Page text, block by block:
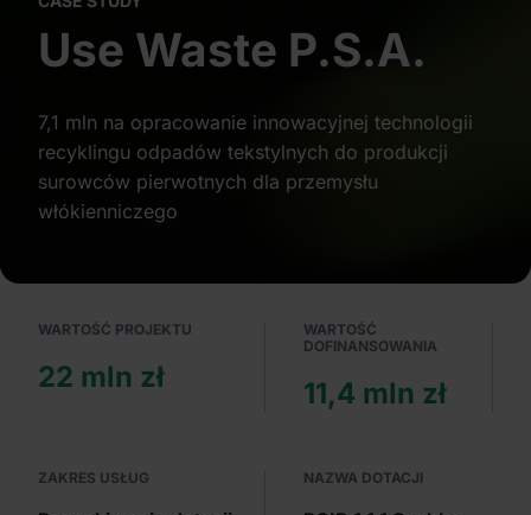
Partnerzy mogą połączyć te informacje z innymi danymi
otrzymanymi od Ciebie lub uzyskanymi podczas
korzystania z ich usług.
Use Waste P.S.A.
7,1 mln na opracowanie innowacyjnej technologii
recyklingu odpadów tekstylnych do produkcji
surowców pierwotnych dla przemysłu
włókienniczego
WARTOŚĆ PROJEKTU
22 mln zł
WARTOŚĆ
DOFINANSOWANIA
11,4 mln zł
ZAKRES USŁUG NAZWA DOTACJI